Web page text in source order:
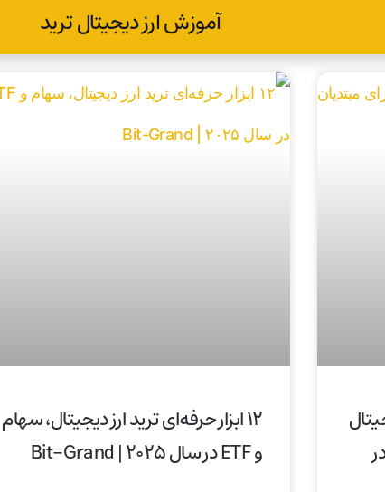
آموزش ارز دیجیتال ترید
۱۲ ابزار حرفه‌ای ترید ارز دیجیتال، سهام
و ETF در سال ۲۰۲۵ | Bit-Grand